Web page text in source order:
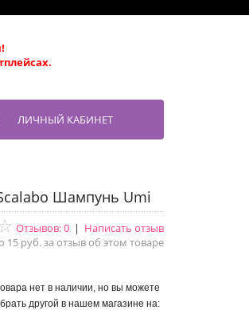
ЛИЧНЫЙ КАБИНЕТ
Шампунь Umi
Отзывов: 0 | Написать отзыв
15 руб. за отзыв об этом товаре
нет в наличии, но вы можете
другой в нашем магазине на: